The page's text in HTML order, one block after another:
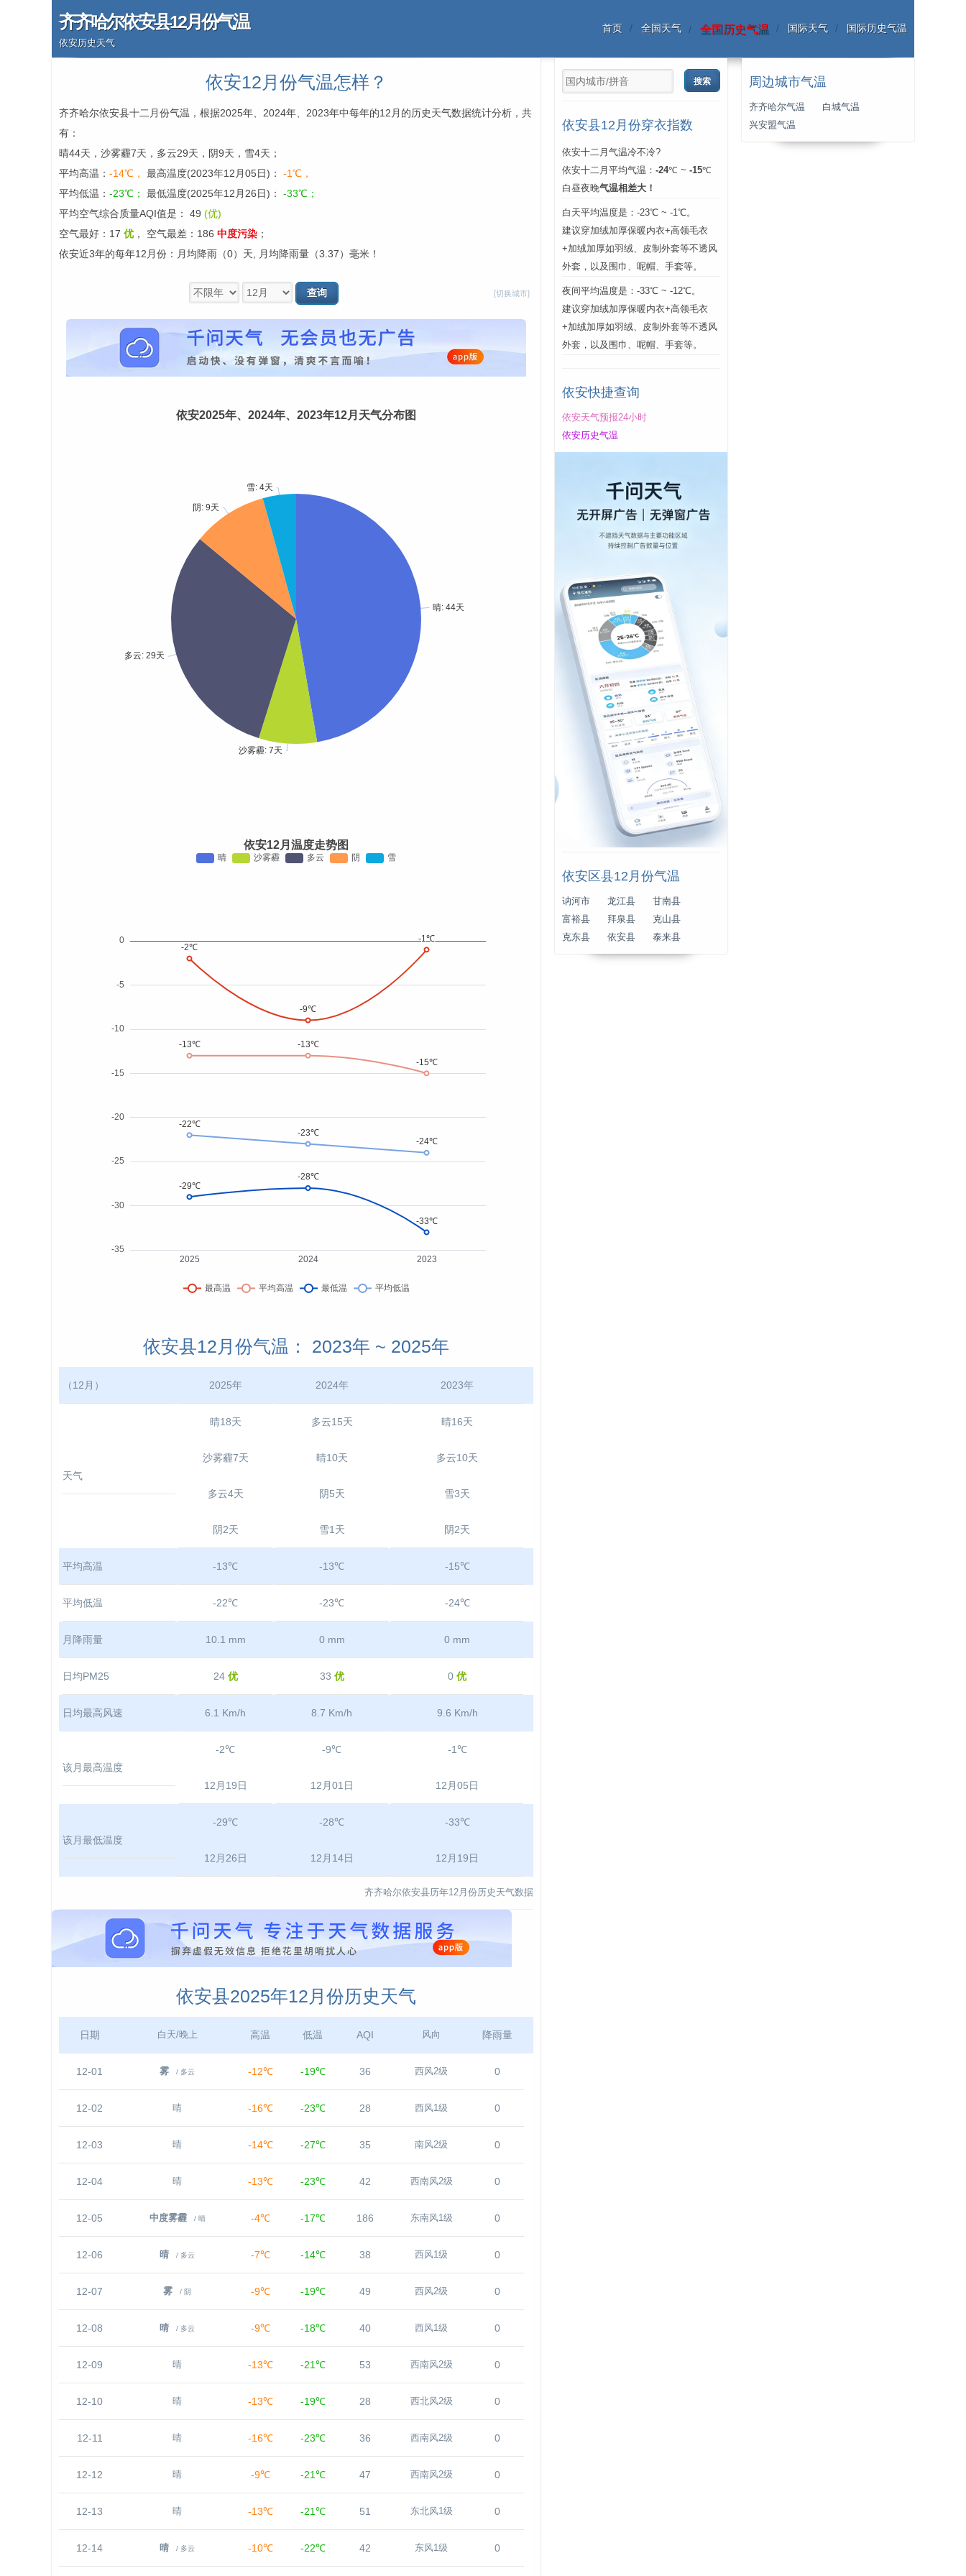
齐齐哈尔依安县12月份气温
依安历史天气
首页 全国天气 全国历史气温 国际天气 国际历史气温
依安12月份气温怎样？
齐齐哈尔依安县十二月份气温，根据2025年、2024年、2023年中每年的12月的历史天气数据统计分析，共
有：
晴44天，沙雾霾7天，多云29天，阴9天，雪4天；
平均高温： -14℃， 最高温度(2023年12月05日)： -1℃，
平均低温： -23℃； 最低温度(2025年12月26日)： -33℃；
平均空气综合质量AQI值是： 49 (优)
空气最好：17 优， 空气最差：186 中度污染 ；
依安近3年的每年12月份：月均降雨（0）天, 月均降雨量（3.37）毫米！
[切换城市]
依安2025年、2024年、2023年12月天气分布图
依安12月温度走势图
依安县12月份气温： 2023年 ~ 2025年
（12月） 2025年 2024年 2023年
天气
晴18天
沙雾霾7天
多云4天
阴2天
多云15天
晴10天
阴5天
雪1天
晴16天
多云10天
雪3天
阴2天
平均高温 -13℃ -13℃ -15℃
平均低温 -22℃ -23℃ -24℃
月降雨量 10.1 mm 0 mm 0 mm
日均PM25 24 优 33 优 0优
日均最高风速 6.1 Km/h 8.7 Km/h 9.6 Km/h
该月最高温度
-2℃
12月19日
-9℃
12月01日
-1℃
12月05日
该月最低温度
-29℃
12月26日
-28℃
12月14日
-33℃
12月19日
齐齐哈尔依安县历年12月份历史天气数据
依安县2025年12月份历史天气
日期 白天/晚上 高温 低温 AQI 风向 降雨量
12-01 雾 / 多云 -12℃ -19℃ 36 西风2级 0
12-02 晴 -16℃ -23℃ 28 西风1级 0
12-03 晴 -14℃ -27℃ 35 南风2级 0
12-04 晴 -13℃ -23℃ 42 西南风2级 0
12-05 中度雾霾 / 晴 -4℃ -17℃ 186 东南风1级 0
12-06 晴 / 多云 -7℃ -14℃ 38 西风1级 0
12-07 雾 / 阴 -9℃ -19℃ 49 西风2级 0
12-08 晴 / 多云 -9℃ -18℃ 40 西风1级 0
12-09 晴 -13℃ -21℃ 53 西南风2级 0
12-10 晴 -13℃ -19℃ 28 西北风2级 0
12-11 晴 -16℃ -23℃ 36 西南风2级 0
12-12 晴 -9℃ -21℃ 47 西南风2级 0
12-13 晴 -13℃ -21℃ 51 东北风1级 0
12-14 晴 / 多云 -10℃ -22℃ 42 东风1级 0
依安县12月份穿衣指数
依安十二月气温冷不冷?
依安十二月平均气温： -24℃ ~ -15℃
白昼夜晚气温相差大！
白天平均温度是：-23℃ ~ -1℃。
建议穿加绒加厚保暖内衣+高领毛衣
+加绒加厚如羽绒、皮制外套等不透风
外套，以及围巾、呢帽、手套等。
夜间平均温度是：-33℃ ~ -12℃。
建议穿加绒加厚保暖内衣+高领毛衣
+加绒加厚如羽绒、皮制外套等不透风
外套，以及围巾、呢帽、手套等。
依安快捷查询
依安天气预报24小时
依安历史气温
依安区县12月份气温
讷河市 龙江县
甘南县
富裕县
拜泉县
克山县
克东县
依安县 泰来县
周边城市气温
齐齐哈尔气温
白城气温
兴安盟气温